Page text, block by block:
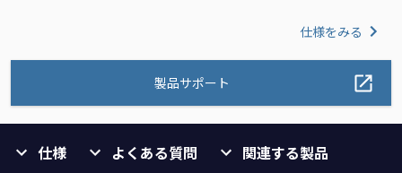
仕様をみる
製品サポート
仕様 よくある質問 関連する製品